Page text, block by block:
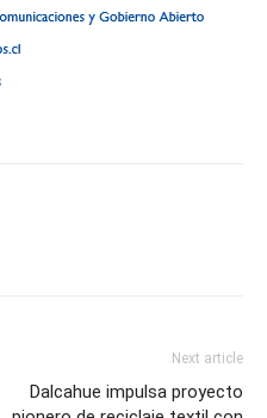
Next article
Dalcahue impulsa proyecto